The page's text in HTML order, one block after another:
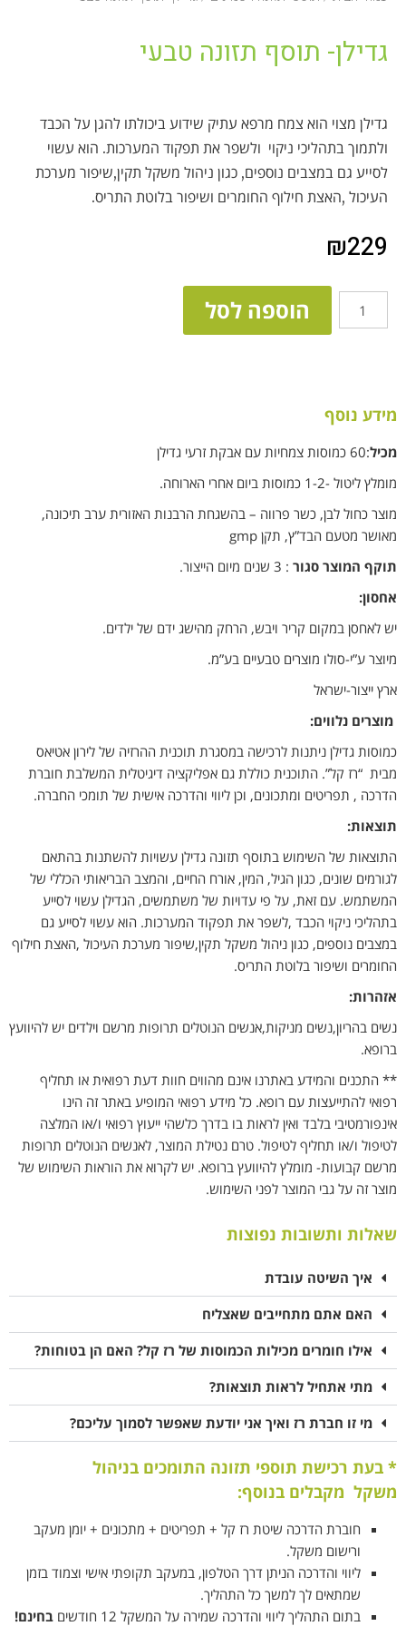
גדילן- תוסף תזונה טבעי
גדילן מצוי הוא צמח מרפא עתיק שידוע ביכולתו להגן על הכבד
ולתמוך בתהליכי ניקוי ולשפר את תפקוד המערכות. הוא עשוי
לסייע גם במצבים נוספים, כגון ניהול משקל תקין,שיפור מערכת
העיכול ,האצת חילוף החומרים ושיפור בלוטת התריס.
₪229
הוספה לסל
מידע נוסף
מכיל:60 כמוסות צמחיות עם אבקת זרעי גדילן
מומלץ ליטול -1-2 כמוסות ביום אחרי הארוחה.
מוצר כחול לבן, כשר פרווה – בהשגחת הרבנות האזורית ערב תיכונה,
מאושר מטעם הבד”ץ, תקן gmp
תוקף המוצר סגור : 3 שנים מיום הייצור.
אחסון:
יש לאחסן במקום קריר ויבש, הרחק מהישג ידם של ילדים.
מיוצר ע”י-סולו מוצרים טבעיים בע”מ.
ארץ ייצור-ישראל
מוצרים נלווים:
כמוסות גדילן ניתנות לרכישה במסגרת תוכנית ההרזיה של לירון אטיאס
מבית “רז קל”. התוכנית כוללת גם אפליקציה דיגיטלית המשלבת חוברת
הדרכה , תפריטים ומתכונים, וכן ליווי והדרכה אישית של תומכי החברה.
תוצאות:
התוצאות של השימוש בתוסף תזונה גדילן עשויות להשתנות בהתאם
לגורמים שונים, כגון הגיל, המין, אורח החיים, והמצב הבריאותי הכללי של
המשתמש. עם זאת, על פי עדויות של משתמשים, הגדילן עשוי לסייע
בתהליכי ניקוי הכבד ,לשפר את תפקוד המערכות. הוא עשוי לסייע גם
במצבים נוספים, כגון ניהול משקל תקין,שיפור מערכת העיכול ,האצת חילוף
החומרים ושיפור בלוטת התריס.
אזהרות:
נשים בהריון,נשים מניקות,אנשים הנוטלים תרופות מרשם וילדים יש להיוועץ
ברופא.
** התכנים והמידע באתרנו אינם מהווים חוות דעת רפואית או תחליף
רפואי להתייעצות עם רופא. כל מידע רפואי המופיע באתר זה הינו
אינפורמטיבי בלבד ואין לראות בו בדרך כלשהי ייעוץ רפואי ו/או המלצה
לטיפול ו/או תחליף לטיפול. טרם נטילת המוצר, לאנשים הנוטלים תרופות
מרשם קבועות- מומלץ להיוועץ ברופא. יש לקרוא את הוראות השימוש של
מוצר זה על גבי המוצר לפני השימוש.
שאלות ותשובות נפוצות
איך השיטה עובדת
האם אתם מתחייבים שאצליח
אילו חומרים מכילות הכמוסות של רז קל? האם הן בטוחות?
מתי אתחיל לראות תוצאות?
מי זו חברת רז ואיך אני יודעת שאפשר לסמוך עליכם?
* בעת רכישת תוספי תזונה התומכים בניהול
משקל מקבלים בנוסף:
חוברת הדרכה שיטת רז קל + תפריטים + מתכונים + יומן מעקב
ורישום משקל.
ליווי והדרכה הניתן דרך הטלפון, במעקב תקופתי אישי וצמוד בזמן
שמתאים לך למשך כל התהליך.
בתום התהליך ליווי והדרכה שמירה על המשקל 12 חודשים
בחינם!